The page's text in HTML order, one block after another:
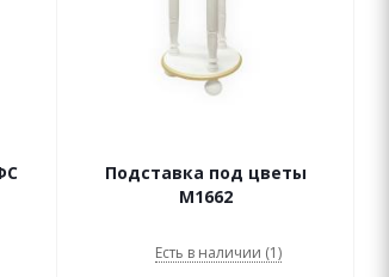
Подставка под цветы
M1662
Есть в наличии (1)